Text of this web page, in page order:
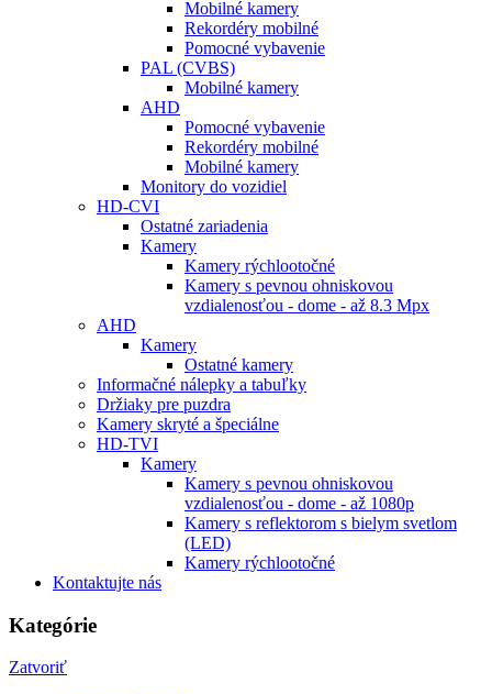
Mobilné kamery
Rekordéry mobilné
Pomocné vybavenie
PAL (CVBS)
Mobilné kamery
AHD
Pomocné vybavenie
Rekordéry mobilné
Mobilné kamery
Monitory do vozidiel
HD-CVI
Ostatné zariadenia
Kamery
Kamery rýchlootočné
Kamery s pevnou ohniskovou
vzdialenosťou - dome - až 8.3 Mpx
AHD
Kamery
Ostatné kamery
Informačné nálepky a tabuľky
Držiaky pre puzdra
Kamery skryté a špeciálne
HD-TVI
Kamery
Kamery s pevnou ohniskovou
vzdialenosťou - dome - až 1080p
Kamery s reflektorom s bielym svetlom
(LED)
Kamery rýchlootočné
Kontaktujte nás
Kategórie
Zatvoriť